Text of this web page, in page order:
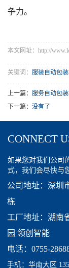
争力。
本文网址：http://
关键词： 服装自动包
上一篇： 服务自动包
下一篇： 没有了
CONNECT
如果您对我们公司
式，我们会尽快与
公司地址：深圳
栋
工厂地址：湖南
园 领创智能
电话：0755-
手机： 华南大区